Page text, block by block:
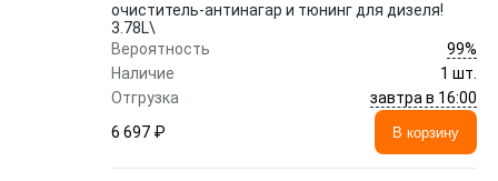
очиститель-антинагар и тюнинг для дизеля!
3.78L\
Вероятность
99%
Наличие
1 шт.
Отгрузка
завтра в 16:00
6 697 ₽
В корзину